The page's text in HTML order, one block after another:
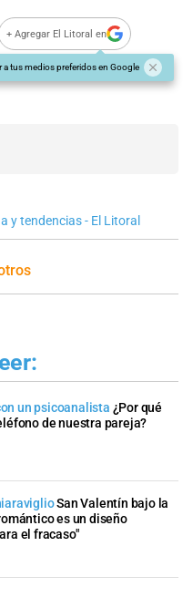
+ Agregar El Litoral en
a tus medios preferidos en Google
y tendencias - El Litoral
un psicoanalista ¿Por qué
de nuestra pareja?
San Valentín bajo la
es un diseño
el fracaso"